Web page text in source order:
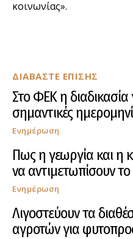
ΔΙΑΒΑΣΤΕ ΕΠΙΣΗΣ
Στο ΦΕΚ η
σημαντικές
Ενημέρωση
Πως η γεωργία και η
να αντιμετωπίσουν
Ενημέρωση
Λιγοστεύουν τα
αγροτών για
κοινωνίας».